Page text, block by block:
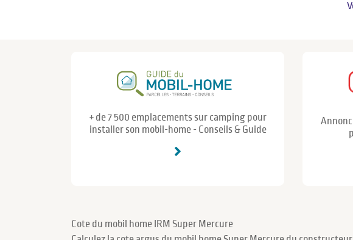
+ de 7 500 emplacements sur camping pour
installer son mobil-home - Conseils & Guide
Cote du mobil home IRM Super Mercure